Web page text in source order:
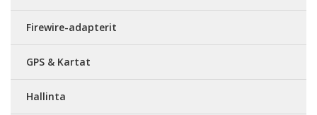
Firewire-adapterit
GPS & Kartat
Hallinta